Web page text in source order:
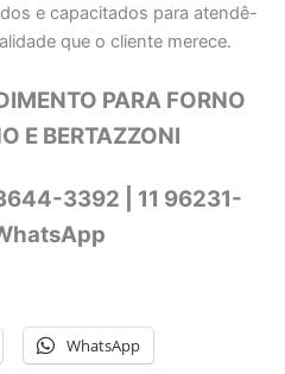
e capacitados para atendê-
que o cliente merece.
PARA FORNO
E BERTAZZONI
3392 | 11 96231-
WhatsApp